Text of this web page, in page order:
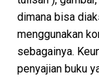
dimana bisa
menggunakan
sebagainya.
penyajian buku